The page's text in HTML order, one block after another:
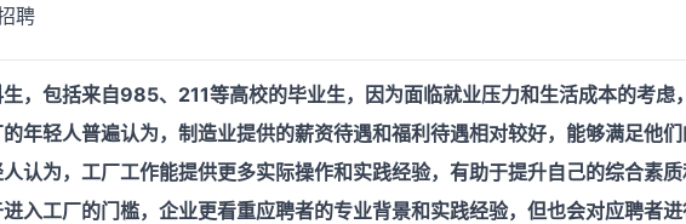
聘
，包括来自985、211等高校的毕业生，因为面临就业压力和生活成本的考虑
年轻人普遍认为，制造业提供的薪资待遇和福利待遇相对较好，能够满足他们
认为，工厂工作能提供更多实际操作和实践经验，有助于提升自己的综合素质
入工厂的门槛，企业更看重应聘者的专业背景和实践经验，但也会对应聘者进